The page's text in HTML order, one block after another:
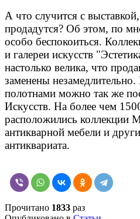
А что случится с
продадутся? Об этом, по
особо беспокоиться.
и галереи искусств
настолько велика, что
заменены
полотнами можно так же
Искусств. На более чем
расположились коллекции
антикварной мебели и
антиквариата.
Прочитано 1833 раз